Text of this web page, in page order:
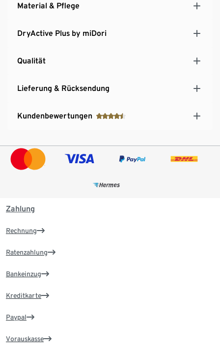
Material & Pflege
DryActive Plus by miDori
Qualität
Lieferung & Rücksendung
Kundenbewertungen
Zahlung
Rechnung
Ratenzahlung
Bankeinzug
Kreditkarte
Paypal
Vorauskasse